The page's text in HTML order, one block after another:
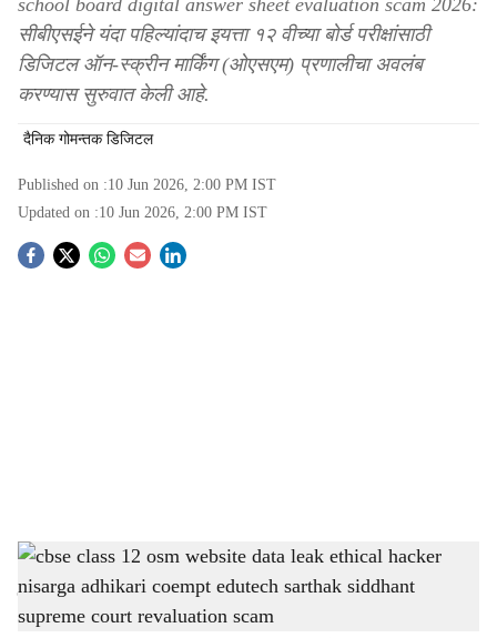
school board digital answer sheet evaluation scam 2026:
सीबीएसईने यंदा पहिल्यांदाच इयत्ता १२ वीच्या बोर्ड परीक्षांसाठी
डिजिटल ऑन-स्क्रीन मार्किंग (ओएसएम) प्रणालीचा अवलंब
करण्यास सुरुवात केली आहे.
दैनिक गोमन्तक डिजिटल
Published on :10 Jun 2026, 2:00 PM IST
Updated on :10 Jun 2026, 2:00 PM IST
S
h
a
cbse-Dainik Gomantak
संगीता नाईक